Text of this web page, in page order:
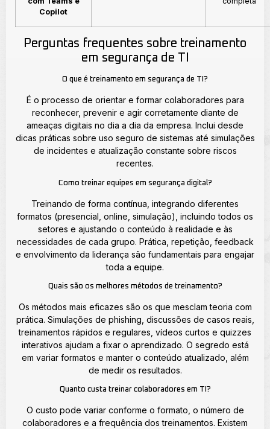
Copilot
Perguntas frequentes sobre treinamento
em segurança de TI
O que é treinamento em segurança de TI?
É o processo de orientar e formar colaboradores para
reconhecer, prevenir e agir corretamente diante de
ameaças digitais no dia a dia da empresa. Inclui desde
dicas práticas sobre uso seguro de sistemas até simulações
de incidentes e atualização constante sobre riscos
recentes.
Como treinar equipes em segurança digital?
Treinando de forma contínua, integrando diferentes
formatos (presencial, online, simulação), incluindo todos os
setores e ajustando o conteúdo à realidade e às
necessidades de cada grupo. Prática, repetição, feedback
e envolvimento da liderança são fundamentais para engajar
toda a equipe.
Quais são os melhores métodos de treinamento?
Os métodos mais eficazes são os que mesclam teoria com
prática. Simulações de phishing, discussões de casos reais,
treinamentos rápidos e regulares, vídeos curtos e quizzes
interativos ajudam a fixar o aprendizado. O segredo está
em variar formatos e manter o conteúdo atualizado, além
de medir os resultados.
Quanto custa treinar colaboradores em TI?
O custo pode variar conforme o formato, o número de
colaboradores e a frequência dos treinamentos. Existem